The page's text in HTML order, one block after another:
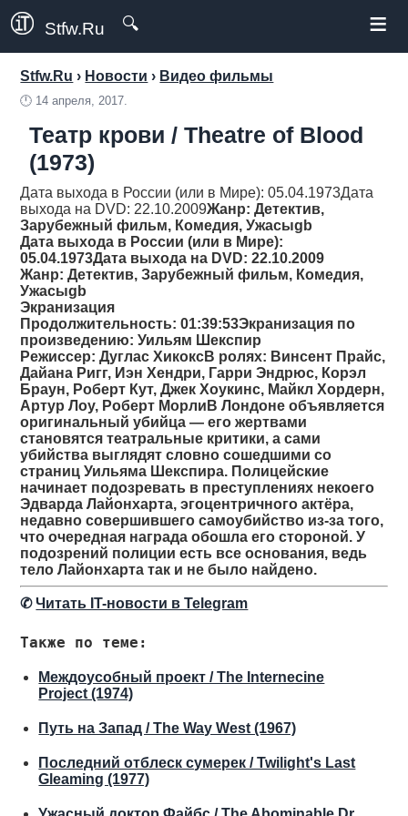
Stfw.Ru 🔍 ≡
Stfw.Ru › Новости › Видео фильмы
🕛 14 апреля, 2017.
Театр крови / Theatre of Blood
(1973)
Дата выхода в России (или в Мире): 05.04.1973Дата
выхода на DVD: 22.10.2009Жанр: Детектив,
Зарубежный фильм, Комедия, Ужасыgb
Дата выхода в России (или в Мире):
05.04.1973Дата выхода на DVD: 22.10.2009
Жанр: Детектив, Зарубежный фильм, Комедия,
Ужасыgb
Экранизация
Продолжительность: 01:39:53Экранизация по
произведению: Уильям Шекспир
Режиссер: Дуглас ХикоксВ ролях: Винсент Прайс,
Дайана Ригг, Иэн Хендри, Гарри Эндрюс, Корэл
Браун, Роберт Кут, Джек Хоукинс, Майкл Хордерн,
Артур Лоу, Роберт МорлиВ Лондоне объявляется
оригинальный убийца — его жертвами
становятся театральные критики, а сами
убийства выглядят словно сошедшими со
страниц Уильяма Шекспира. Полицейские
начинает подозревать в преступлениях некоего
Эдварда Лайонхарта, эгоцентричного актёра,
недавно совершившего самоубийство из-за того,
что очередная награда обошла его стороной. У
подозрений полиции есть все основания, ведь
тело Лайонхарта так и не было найдено.
✆Читать IT-новости в Telegram
Также по теме:
Междоусобный проект / The Internecine
Project (1974)
Путь на Запад / The Way West (1967)
Последний отблеск сумерек / Twilight's Last
Gleaming (1977)